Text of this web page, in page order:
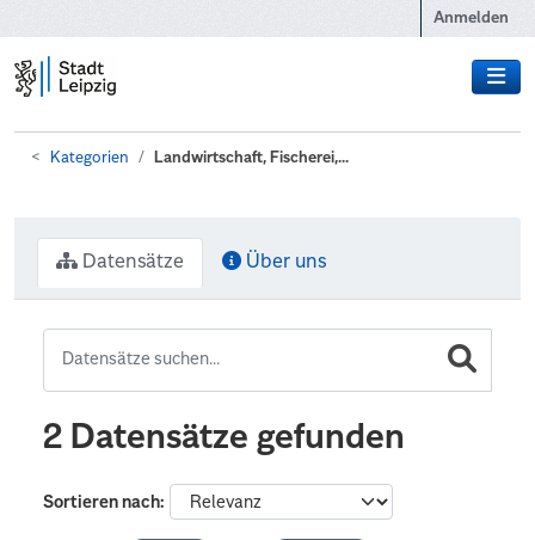
Anmelden
Kategorien Landwirtschaft, Fischerei,...
Datensätze Über uns
2 Datensätze gefunden
Sortieren nach